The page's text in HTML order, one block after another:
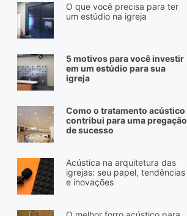
O que você precisa para ter
um estúdio na igreja
5 motivos para você investir
em um estúdio para sua
igreja
Como o tratamento acústico
contribui para uma pregação
de sucesso
Acústica na arquitetura das
igrejas: seu papel, tendências
e inovações